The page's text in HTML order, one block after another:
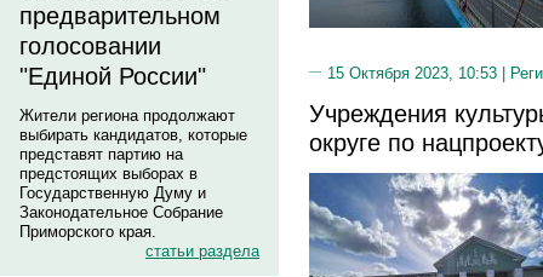
предварительном
голосовании
"Единой России"
Жители региона продолжают
выбирать кандидатов, которые
представят партию на
предстоящих выборах в
Государственную Думу и
Законодательное Собрание
Приморского края.
статьи раздела
15 Октября 2023, 10:53 |
Учреждения
округе по